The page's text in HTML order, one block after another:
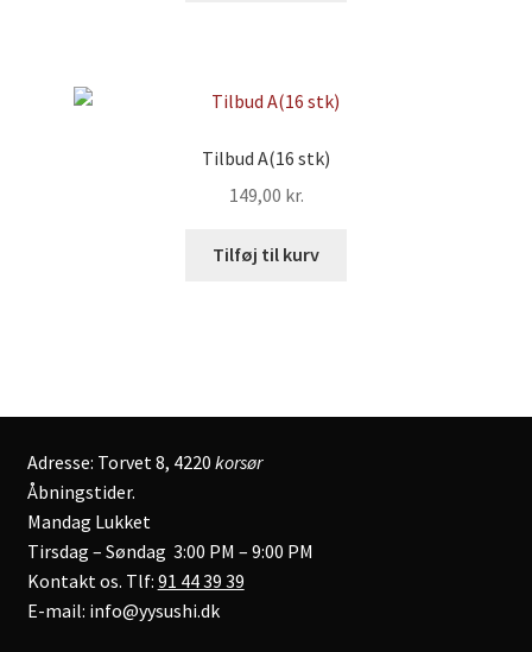
Tilbud A(16 stk)
149,00 kr.
Tilføj til kurv
Adresse: Torvet 8, 4220 korsør
Åbningstider.
Mandag Lukket
Tirsdag – Søndag 3:00 PM – 9:00 PM
Kontakt os. Tlf: 91 44 39 39
E-mail: info@yysushi.dk